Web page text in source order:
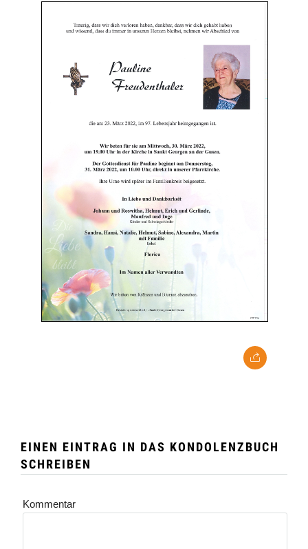
EINEN EINTRAG IN DAS KONDOLENZBUCH
SCHREIBEN
Kommentar